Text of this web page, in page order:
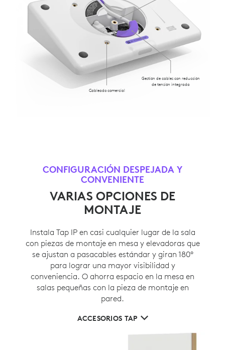
Gestión de cables con reducción
de tensión integrada
Cableado comercial
CONFIGURACIÓN DESPEJADA Y
CONVENIENTE
VARIAS OPCIONES DE
MONTAJE
Instala Tap IP en casi cualquier lugar de la sala
con piezas de montaje en mesa y elevadoras que
se ajustan a pasacables estándar y giran 180°
para lograr una mayor visibilidad y
conveniencia. O ahorra espacio en la mesa en
salas pequeñas con la pieza de montaje en
pared.
ACCESORIOS TAP